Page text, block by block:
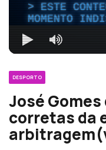
ESTE
MOMENTO
DESPORTO
José
corretas da